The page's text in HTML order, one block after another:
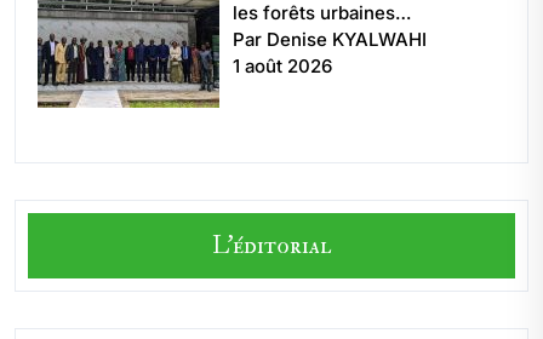
les forêts urbaines…
Par Denise KYALWAHI
1 août 2026
L'éditorial